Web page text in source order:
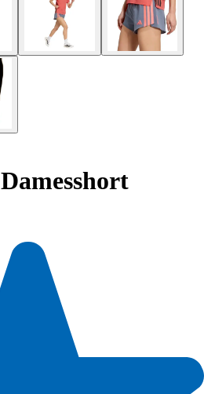
Damesshort